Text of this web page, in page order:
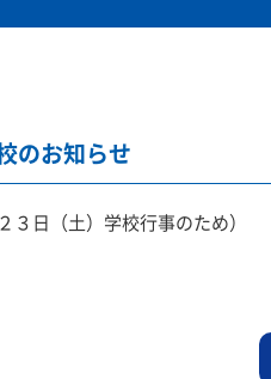
のお知らせ
３日（土）学校行事のため）